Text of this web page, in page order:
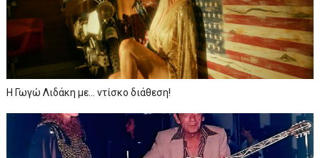
Η Γωγώ Λιδάκη με... ντίσκο διάθεση!